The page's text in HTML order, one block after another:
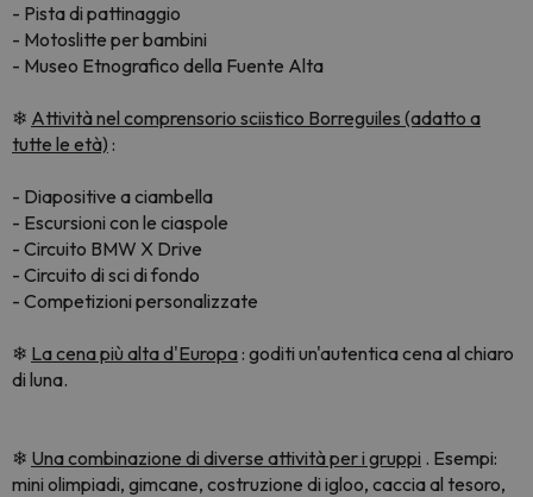
- Pista di pattinaggio
- Motoslitte per bambini
- Museo Etnografico della Fuente Alta
❄ Attività nel comprensorio sciistico Borreguiles (adatto a
tutte le età) :
- Diapositive a ciambella
- Escursioni con le ciaspole
- Circuito BMW X Drive
- Circuito di sci di fondo
- Competizioni personalizzate
❄ La cena più alta d'Europa: goditi un'autentica cena al chiaro
di luna.
❄ Una combinazione di diverse attività per i gruppi . Esempi:
mini olimpiadi, gimcane, costruzione di igloo, caccia al tesoro,